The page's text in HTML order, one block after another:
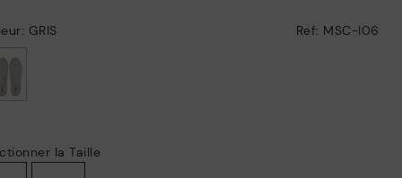
GRIS Ref: MSC-I06
la Taille